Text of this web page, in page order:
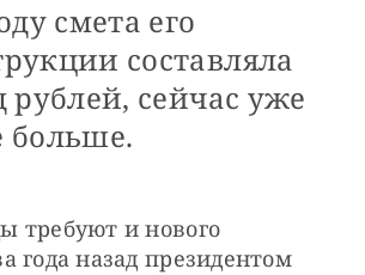
смета его
составляла
рублей, сейчас уже
больше.
требуют и нового
года назад президентом